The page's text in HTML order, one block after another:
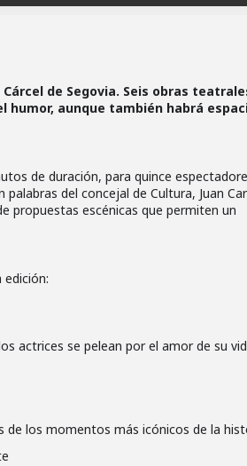
de Segovia. Seis obras
humor, aunque también habrá
de duración, para quince
del concejal de Cultura, Juan
propuestas escénicas que permiten un
edición:
actrices se pelean por el amor de su
de los momentos más icónicos de la